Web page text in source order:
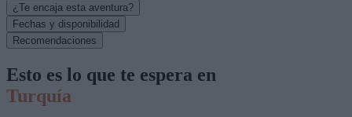
¿Te encaja esta aventura?
Fechas y disponibilidad
Recomendaciones
Esto es lo que te espera en
Turquía